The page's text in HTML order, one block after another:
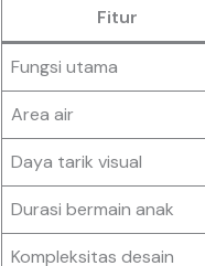
Fitur
Fungsi utama
Area air
Daya tarik visual
Durasi bermain anak
Kompleksitas desain